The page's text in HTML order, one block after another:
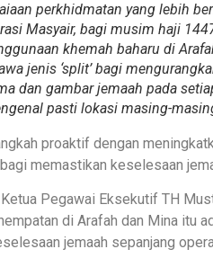
perkhidmatan yang lebih
Masyair, bagi musim haji
khemah baharu di
jenis ‘split’ bagi
dan gambar jemaah pada
pasti lokasi masing-
proaktif dengan
memastikan keselesaan
Ketua Pegawai Eksekutif TH
di Arafah dan Mina itu
jemaah sepanjang